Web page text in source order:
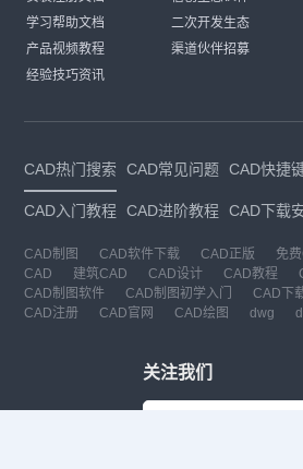
学习帮助文档
产品视频教程
经验技巧资讯
二次开发生态
渠道伙伴招募
CAD热门搜索 CAD常见问题 CAD快捷
CAD入门教程 CAD进阶教程 CAD下载
CAD制图 CAD软件下载 CAD正版 免
CAD
建筑CAD CAD设计 CAD教程
CAD制图软件
CAD制图初学入门 CAD下
CAD注册
CAD官网 CAD绘图 dwg
关注我们